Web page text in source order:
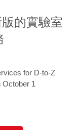
版的實驗室
for D-to-Z
October 1